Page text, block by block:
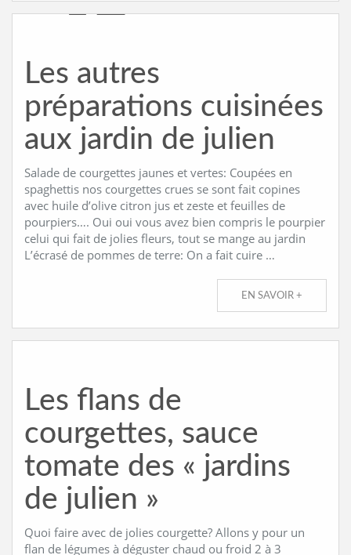
Les autres
préparations cuisinées
aux jardin de julien
Salade de courgettes jaunes et vertes: Coupées en
spaghettis nos courgettes crues se sont fait copines
avec huile d’olive citron jus et zeste et feuilles de
pourpiers…. Oui oui vous avez bien compris le pourpier
celui qui fait de jolies fleurs, tout se mange au jardin
L’écrasé de pommes de terre: On a fait cuire …
EN SAVOIR +
Les flans de
courgettes, sauce
tomate des « jardins
de julien »
Quoi faire avec de jolies courgette? Allons y pour un
flan de légumes à déguster chaud ou froid 2 à 3